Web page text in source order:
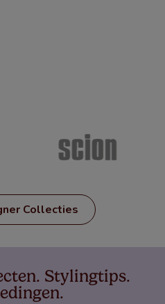
Collecties
Stylingtips.